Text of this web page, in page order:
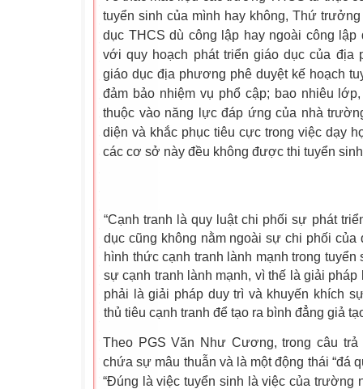
tuyển sinh của mình hay không, Thứ
dục THCS dù công lập hay ngoài công
với quy hoạch phát triển giáo dục của địa
giáo dục địa phương phê duyệt kế hoạch
đảm bảo nhiệm vụ phổ cập; bao nhiêu
thuộc vào năng lực đáp ứng của nhà
diện và khắc phục tiêu cực trong việc dạy
các cơ sở này đều không được thi tuyển
“Cạnh tranh là quy luật chi phối sự phát
dục cũng không nằm ngoài sự chi phối của
hình thức cạnh tranh lành mạnh trong tuyển
sự cạnh tranh lành mạnh, vì thế là giải
phải là giải pháp duy trì và khuyến khích
thủ tiêu cạnh tranh để tạo ra bình đẳng giả
Theo PGS Văn Như Cương, trong câu
chứa sự mâu thuẫn và là một động thái “đá
“Đúng là việc tuyển sinh là việc của trường